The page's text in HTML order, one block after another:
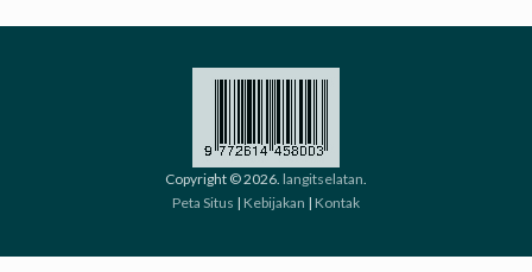
Copyright © 2026. langitselatan.
Peta Situs | Kebijakan | Kontak